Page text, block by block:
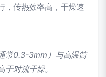
，传热效率高，干燥速
常0.3-3mm）与高温筒
对流干燥。